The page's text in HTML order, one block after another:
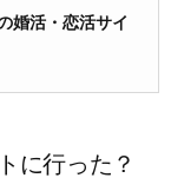
婚活・恋活サイ
に行った？